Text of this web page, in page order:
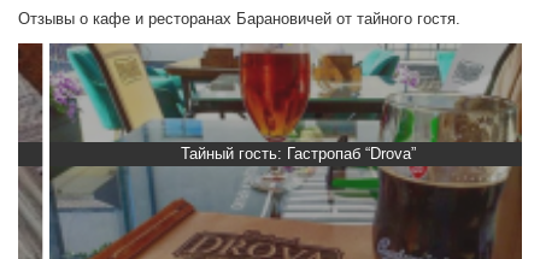
Отзывы о кафе и ресторанах Барановичей от тайного гостя.
Тайный гость: Гастропаб “Drova”